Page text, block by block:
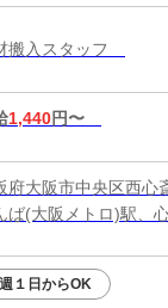
搬入スタッフ
1,440円〜
府大阪市中央区西心
ば(大阪メトロ)駅、
週１日からOK